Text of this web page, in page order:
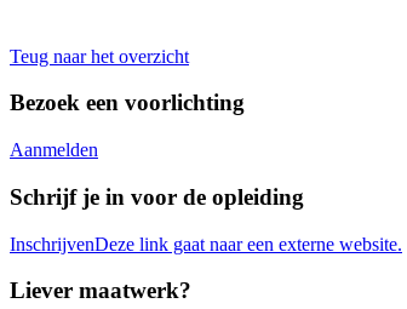
Teug naar het overzicht
Bezoek een voorlichting
Aanmelden
Schrijf je in voor de opleiding
InschrijvenDeze link gaat naar een externe website.
Liever maatwerk?